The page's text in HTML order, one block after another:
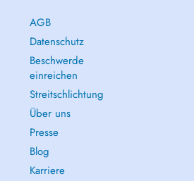
AGB
Datenschutz
Beschwerde
einreichen
Streitschlichtung
Über uns
Presse
Blog
Karriere